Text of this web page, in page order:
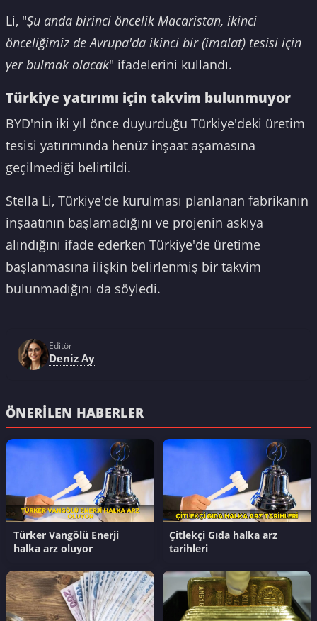
Li, "Şu anda birinci öncelik Macaristan, ikinci
önceliğimiz de Avrupa'da ikinci bir (imalat) tesisi için
yer bulmak olacak" ifadelerini kullandı.
Türkiye yatırımı için takvim bulunmuyor
BYD'nin iki yıl önce duyurduğu Türkiye'deki üretim
tesisi yatırımında henüz inşaat aşamasına
geçilmediği belirtildi.
Stella Li, Türkiye'de kurulması planlanan fabrikanın
inşaatının başlamadığını ve projenin askıya
alındığını ifade ederken Türkiye'de üretime
başlanmasına ilişkin belirlenmiş bir takvim
bulunmadığını da söyledi.
Editör
Deniz Ay
ÖNERILEN HABERLER
Türker Vangölü Enerji
halka arz oluyor
Çitlekçi Gıda halka arz
tarihleri